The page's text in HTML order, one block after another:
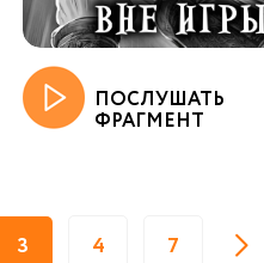
ПОСЛУШАТЬ
ФРАГМЕНТ
3 4 7